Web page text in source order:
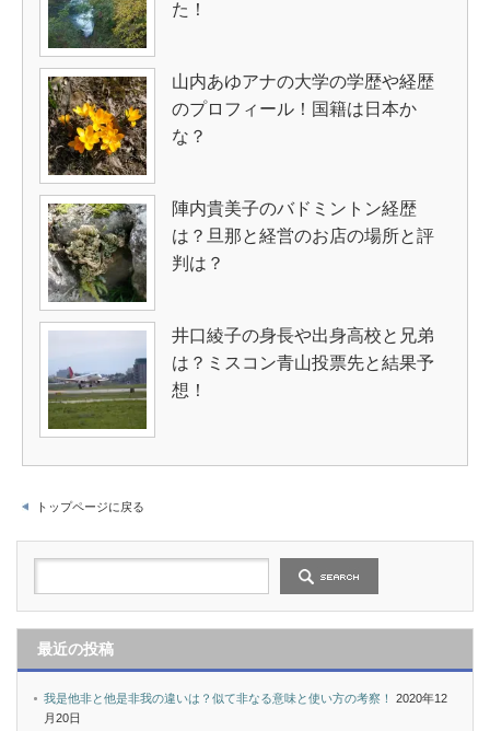
た！
山内あゆアナの大学の学歴や経歴
のプロフィール！国籍は日本か
な？
陣内貴美子のバドミントン経歴
は？旦那と経営のお店の場所と評
判は？
井口綾子の身長や出身高校と兄弟
は？ミスコン青山投票先と結果予
想！
トップページに戻る
最近の投稿
我是他非と他是非我の違いは？似て非なる意味と使い方の考察！
2020年12
月20日